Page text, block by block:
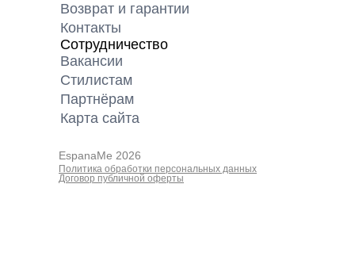
Возврат и гарантии
Контакты
Сотрудничество
Вакансии
Cтилистам
Партнёрам
Карта cайта
EspanaMe 2026
Политика обработки персональных данных
Договор публичной оферты